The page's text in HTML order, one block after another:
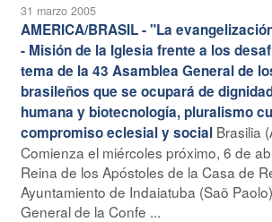
31 marzo 2005
AMERICA/BRASIL - "La
- Misión de la Iglesia frente a los
tema de la 43 Asamblea General de
brasileños que se ocupará de
humana y biotecnología, pluralismo
compromiso eclesial y social Brasilia
Comienza el miércoles próximo, 6 de
Reina de los Apóstoles de la Casa de
Ayuntamiento de Indaiatuba (Saõ
General de la Confe ...